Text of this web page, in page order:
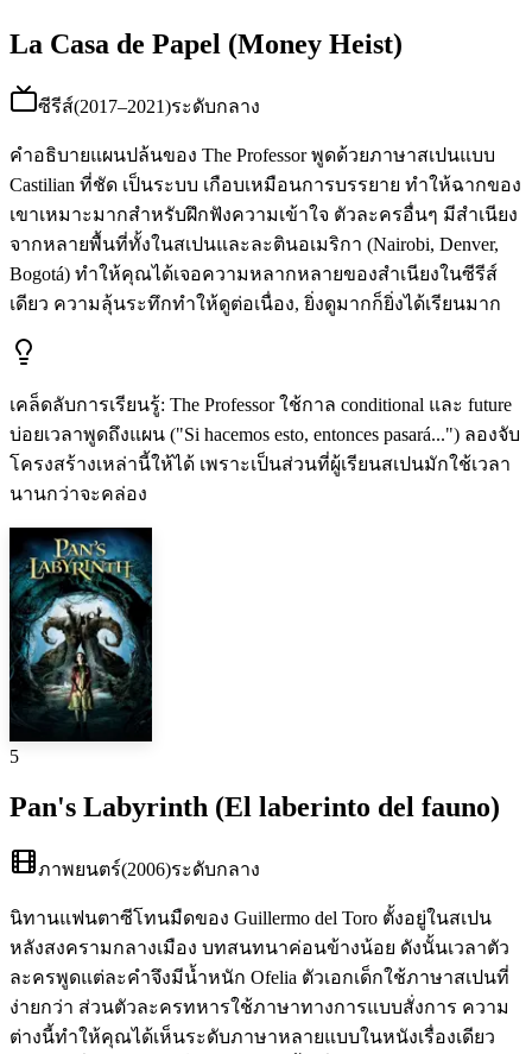
La Casa de Papel (Money Heist)
ซีรีส์(2017–2021)ระดับกลาง
คำอธิบายแผนปล้นของ The Professor พูดด้วยภาษาสเปนแบบ
Castilian ที่ชัด เป็นระบบ เกือบเหมือนการบรรยาย ทำให้ฉากของ
เขาเหมาะมากสำหรับฝึกฟังความเข้าใจ ตัวละครอื่นๆ มีสำเนียง
จากหลายพื้นที่ทั้งในสเปนและละตินอเมริกา (Nairobi, Denver,
Bogotá) ทำให้คุณได้เจอความหลากหลายของสำเนียงในซีรีส์
เดียว ความลุ้นระทึกทำให้ดูต่อเนื่อง, ยิ่งดูมากก็ยิ่งได้เรียนมาก
เคล็ดลับการเรียนรู้: The Professor ใช้กาล conditional และ future
บ่อยเวลาพูดถึงแผน ("Si hacemos esto, entonces pasará...") ลองจับ
โครงสร้างเหล่านี้ให้ได้ เพราะเป็นส่วนที่ผู้เรียนสเปนมักใช้เวลา
นานกว่าจะคล่อง
5
Pan's Labyrinth (El laberinto del fauno)
ภาพยนตร์(2006)ระดับกลาง
นิทานแฟนตาซีโทนมืดของ Guillermo del Toro ตั้งอยู่ในสเปน
หลังสงครามกลางเมือง บทสนทนาค่อนข้างน้อย ดังนั้นเวลาตัว
ละครพูดแต่ละคำจึงมีน้ำหนัก Ofelia ตัวเอกเด็กใช้ภาษาสเปนที่
ง่ายกว่า ส่วนตัวละครทหารใช้ภาษาทางการแบบสั่งการ ความ
ต่างนี้ทำให้คุณได้เห็นระดับภาษาหลายแบบในหนังเรื่องเดียว